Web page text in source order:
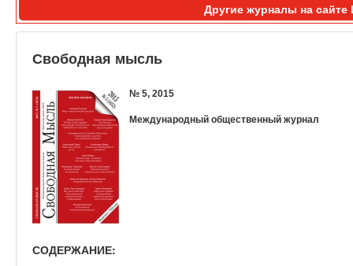
Другие журналы на
Свободная мысль
№ 5, 2015
Международный общественный журнал
СОДЕРЖАНИЕ: